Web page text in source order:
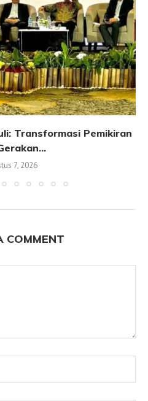
Transformasi Pemikiran
7, 2026
COMMENT